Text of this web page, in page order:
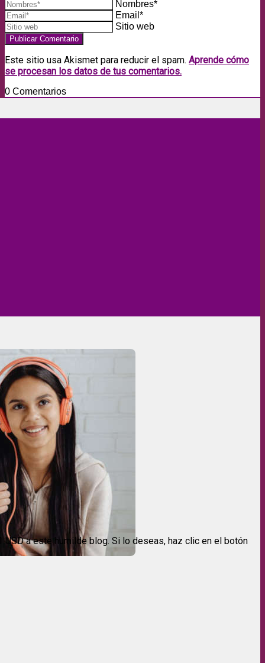
Nombres*
Email*
Sitio web
Este sitio usa Akismet para reducir el spam. Aprende cómo
se procesan los datos de tus comentarios.
0 Comentarios
USD a este humilde blog. Si lo deseas, haz clic en el botón